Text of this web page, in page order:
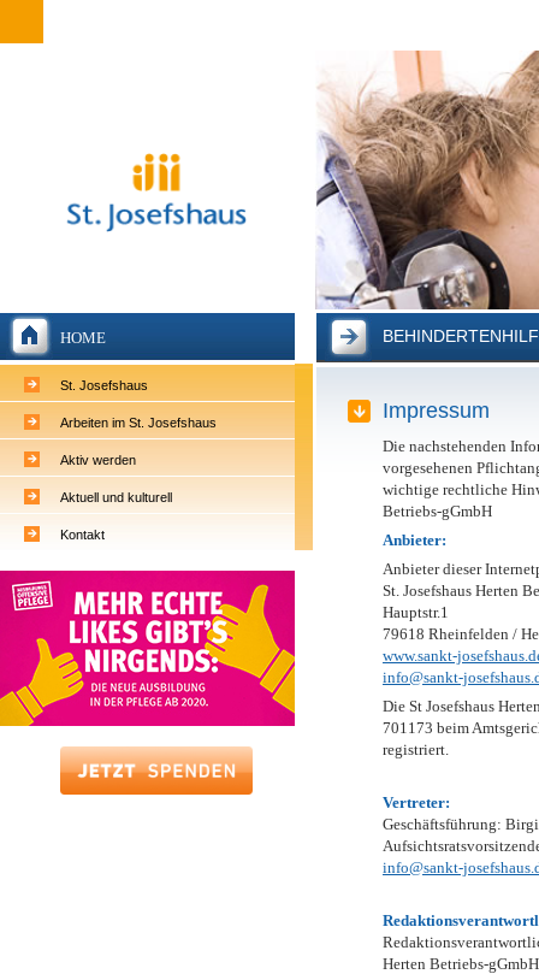
HOME
St. Josefshaus
Arbeiten im St. Josefshaus
Aktiv werden
Aktuell und kulturell
Kontakt
Impressum
Die nachstehenden
vorgesehenen
wichtige rechtliche
Betriebs-gGmbH
Anbieter:
Anbieter dieser
St. Josefshaus Herten
Hauptstr.1
79618 Rheinfelden /
www.sankt-
info@sankt-
Die St Josefshaus
701173 beim
registriert.
Vertreter:
Geschäftsführung:
info@sankt-
Herten Betriebs-